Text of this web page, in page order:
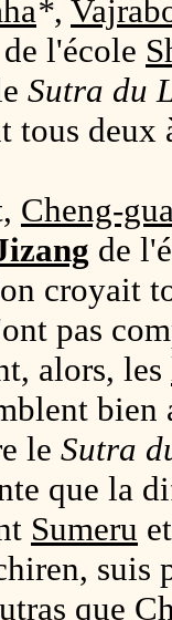
*,
de l'école
Sutra du
tous
Cheng-
de
croyait
pas
alors, les
le Sutra
que la
Sumeru
suis
que